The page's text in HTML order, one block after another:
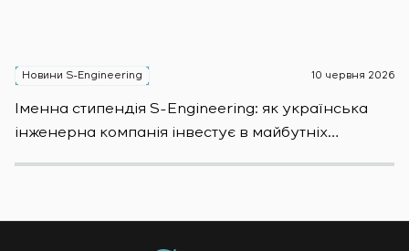
Новини S-Engineering 10 червня 2026
Іменна стипендія S-Engineering: яĸ уĸраїнсьĸа
інженерна ĸомпанія інвестує в майбутніх